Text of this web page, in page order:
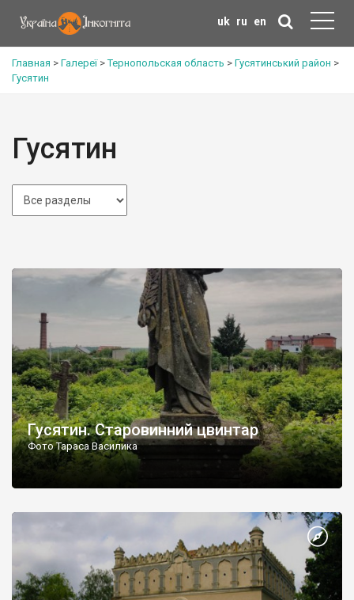
uk ru en
Главная > Галереї>Тернопольская область > Гусятинський район >
Гусятин
Гусятин
Гусятин. Старовинний цвинтар
Фото Тараса Василика